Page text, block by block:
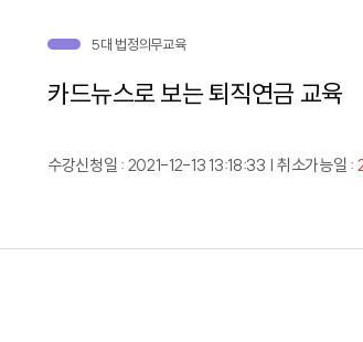
5대 법정의무교육
카드뉴스로 보는 퇴직연금 교육
수강신청일 : 2021-12-13 13:18:33 | 취소가능일 :